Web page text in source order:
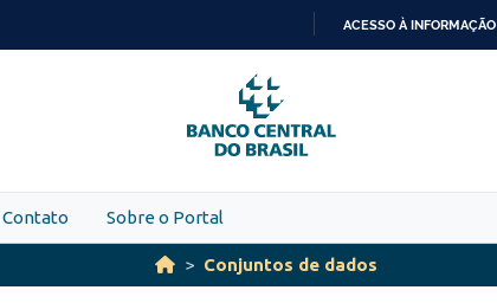
PARA
O
CONTEÚDO
ACESSO À INFORMAÇÃO
Contato Sobre o Portal
Conjuntos de dados